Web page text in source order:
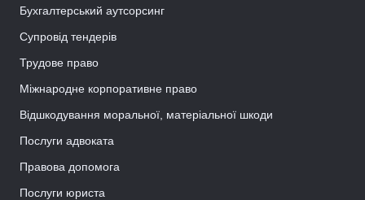
Бухгалтерський аутсорсинг
Супровід тендерів
Трудове право
Міжнародне корпоративне право
Відшкодування моральної, матеріальної шкоди
Послуги адвоката
Правова допомога
Послуги юриста